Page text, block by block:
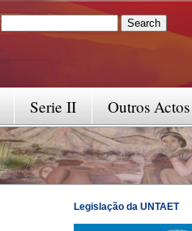
Search form
Outros Actos
Serie II
Legislação da UNTAET